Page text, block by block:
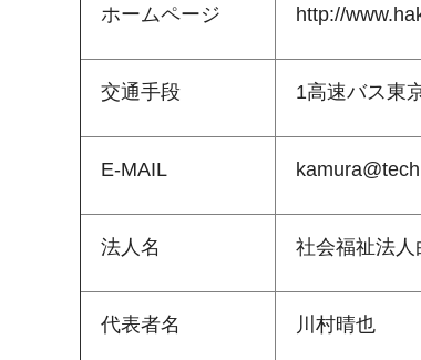
ホームページ http://
交通手段 1高速バス東
E-MAIL
法人名 社会福祉法人
代表者名 川村晴也